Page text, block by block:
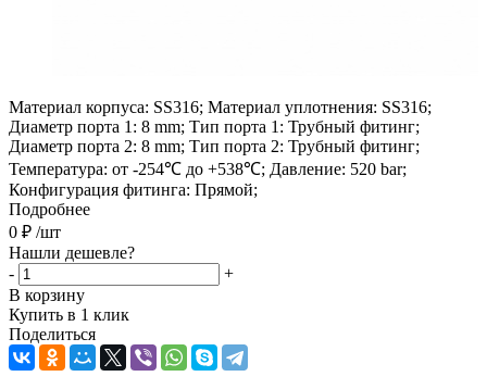
Материал корпуса: SS316; Материал уплотнения: SS316;
Диаметр порта 1: 8 mm; Тип порта 1: Трубный фитинг;
Диаметр порта 2: 8 mm; Тип порта 2: Трубный фитинг;
Температура: от -254℃ до +538℃; Давление: 520 bar;
Конфигурация фитинга: Прямой;
Подробнее
0 ₽ /шт
Нашли дешевле?
-
+
В корзину
Купить в 1 клик
Поделиться